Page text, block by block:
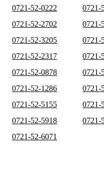
0721-52-0222
0721-
0721-52-2702
0721-
0721-52-3205
0721-
0721-52-2317
0721-
0721-52-0878
0721-
0721-52-1286
0721-
0721-52-5155
0721-
0721-52-5918
0721-
0721-52-6071